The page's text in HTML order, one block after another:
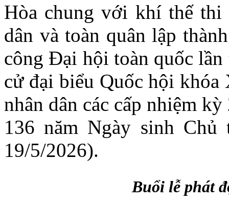
Hòa chung với khí thế thi
dân và toàn quân lập
công Đại hội toàn quốc
cử đại biểu Quốc hội
nhân dân các cấp nhiệm
136 năm Ngày sinh
19/5/2026).
Buổi lễ phát